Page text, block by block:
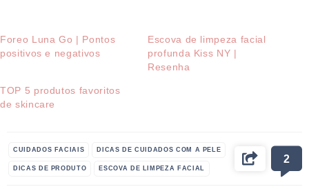
Foreo Luna Go | Pontos
positivos e negativos
Escova de limpeza facial
profunda Kiss NY |
Resenha
TOP 5 produtos favoritos
de skincare
CUIDADOS FACIAIS DICAS DE CUIDADOS COM A PELE
DICAS DE PRODUTO ESCOVA DE LIMPEZA FACIAL
2